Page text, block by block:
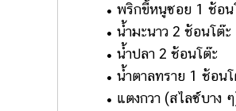
• พริกขี้หนูซอย 1 ช้อน
• น้ำมะนาว 2 ช้อนโต๊ะ
• น้ำปลา 2 ช้อนโต๊ะ
• น้ำตาลทราย 1 ช้อนโ
• แตงกวา (สไลซ์บาง